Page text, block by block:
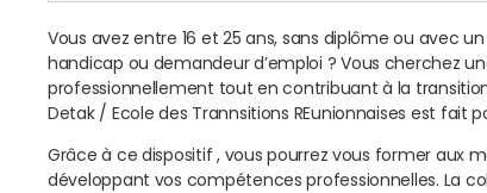
Vous avez entre 16 et 25 ans, sans diplôme ou avec
handicap ou demandeur d’emploi ? Vous cherchez
professionnellement tout en contribuant à la
Detak / Ecole des Trannsitions REunionnaises est fait
Grâce à ce dispositif , vous pourrez vous former aux
développant vos compétences professionnelles. La